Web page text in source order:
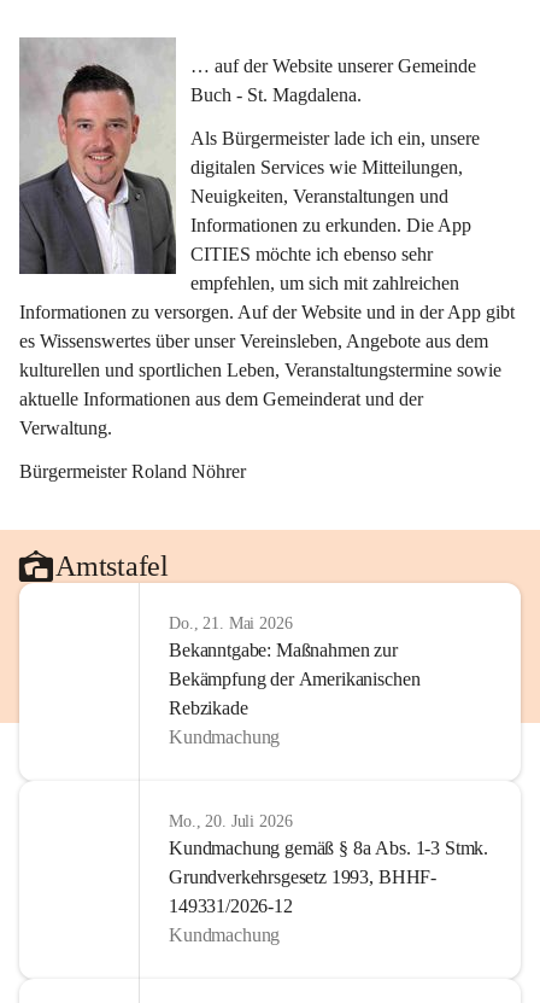
… auf der Website unserer Gemeinde
Buch - St. Magdalena.
Als Bürgermeister lade ich ein, unsere
digitalen Services wie Mitteilungen,
Neuigkeiten, Veranstaltungen und
Informationen zu erkunden. Die App
CITIES möchte ich ebenso sehr
empfehlen, um sich mit zahlreichen
Informationen zu versorgen. Auf der Website und in der App gibt
es Wissenswertes über unser Vereinsleben, Angebote aus dem
kulturellen und sportlichen Leben, Veranstaltungstermine sowie
aktuelle Informationen aus dem Gemeinderat und der
Verwaltung.
Bürgermeister Roland Nöhrer
Amtstafel
Do., 21. Mai 2026
Bekanntgabe: Maßnahmen zur
Bekämpfung der Amerikanischen
Rebzikade
Kundmachung
Mo., 20. Juli 2026
Kundmachung gemäß § 8a Abs. 1-3 Stmk.
Grundverkehrsgesetz 1993, BHHF-
149331/2026-12
Kundmachung